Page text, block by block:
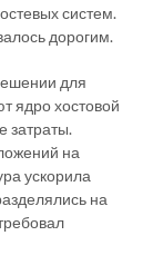
систем.
дорогим.
для
ядро хостовой
затраты.
на
ускорила
на